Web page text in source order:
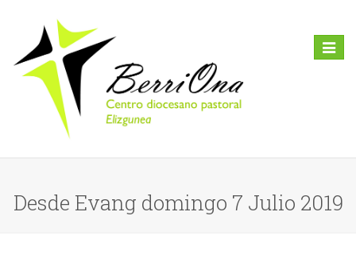
Toggle
Desde Evang domingo 7 Julio 2019